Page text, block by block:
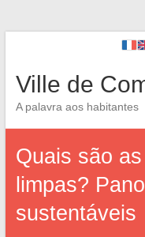
Ville de
A palavra aos habitantes
Quais são
limpas?
sustentáveis